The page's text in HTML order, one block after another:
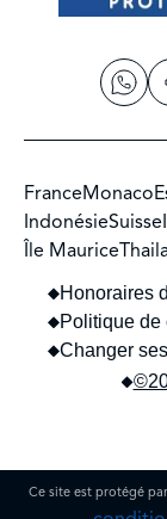
FranceMonaco
IndonésieSuisse
Île Maurice
Honoraires
Politique
Changer
Ce site est protégé